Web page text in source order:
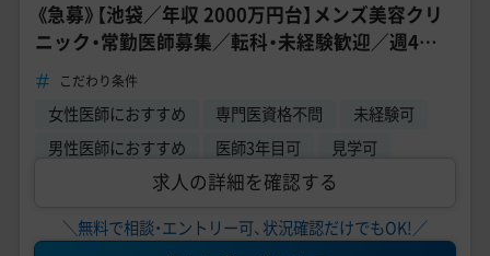
《急募》【池袋／年収 2000万円台】メンズ美容クリ
ニック・常勤医師募集／転科・未経験歓迎／週4日
～勤務OK《ゴリラクリニック 池袋院》
こだわり条件
女性医師におすすめ 専門医資格不問
未経験可
男性医師におすすめ
医師3年目可 見学可
求人の詳細を確認する
＼無料で相談・エントリー可、状況確認だけでもOK!／